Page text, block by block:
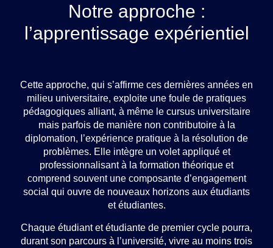
Notre approche :
l’apprentissage expérientiel
Cette approche, qui s’affirme ces dernières années en
milieu universitaire, exploite une foule de pratiques
pédagogiques alliant, à même le cursus universitaire
mais parfois de manière non contributoire à la
diplomation, l’expérience pratique à la résolution de
problèmes. Elle intègre un volet appliqué et
professionnalisant à la formation théorique et
comprend souvent une composante d’engagement
social qui ouvre de nouveaux horizons aux étudiants
et étudiantes.
Chaque étudiant et étudiante de premier cycle pourra,
durant son parcours à l’université, vivre au moins trois